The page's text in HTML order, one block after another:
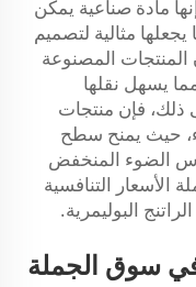
مادة صناعية يمكن
مثالية لتصميم
المنتجات المصنوعة
يسهل نقلها
ذلك، فإن منتجات
حيث يمنح سطح
الضوء المنخفض
الأسعار التنافسية
البوليمرية.
في سوق الجملة